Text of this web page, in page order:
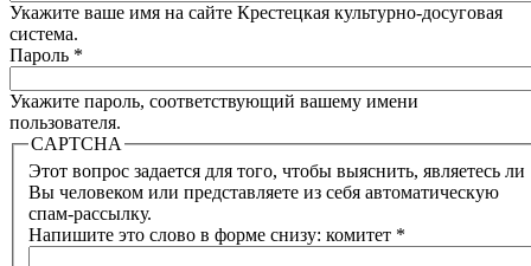
Укажите ваше имя на сайте Крестецкая культурно-досуговая
система.
Пароль *
Укажите пароль, соответствующий вашему имени
пользователя.
CAPTCHA
Этот вопрос задается для того, чтобы выяснить, являетесь ли
Вы человеком или представляете из себя автоматическую
спам-рассылку.
Напишите это слово в форме снизу: комитет *